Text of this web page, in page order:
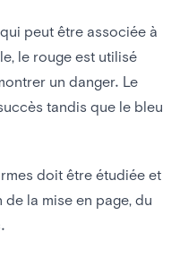
peut être associée à
le rouge est utilisé
un danger. Le
tandis que le bleu
doit être étudiée et
la mise en page, du